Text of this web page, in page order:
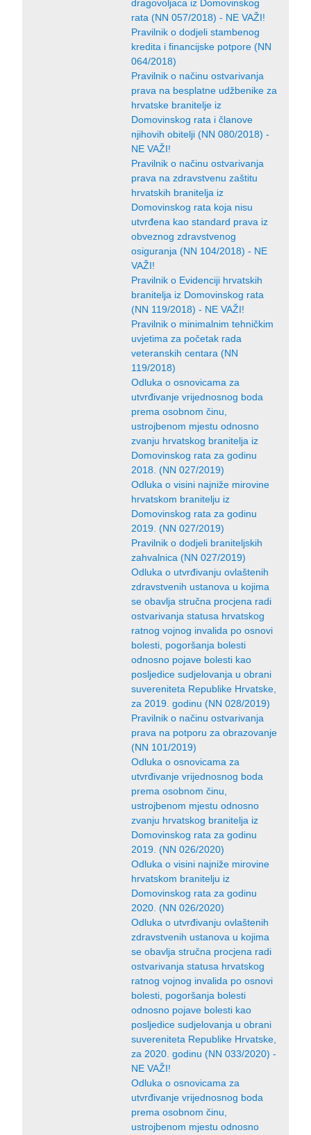
dragovoljaca iz Domovinskog
rata (NN 057/2018) - NE VAŽI!
Pravilnik o dodjeli stambenog
kredita i financijske potpore (NN
064/2018)
Pravilnik o načinu ostvarivanja
prava na besplatne udžbenike za
hrvatske branitelje iz
Domovinskog rata i članove
njihovih obitelji (NN 080/2018) -
NE VAŽI!
Pravilnik o načinu ostvarivanja
prava na zdravstvenu zaštitu
hrvatskih branitelja iz
Domovinskog rata koja nisu
utvrđena kao standard prava iz
obveznog zdravstvenog
osiguranja (NN 104/2018) - NE
VAŽI!
Pravilnik o Evidenciji hrvatskih
branitelja iz Domovinskog rata
(NN 119/2018) - NE VAŽI!
Pravilnik o minimalnim tehničkim
uvjetima za početak rada
veteranskih centara (NN
119/2018)
Odluka o osnovicama za
utvrđivanje vrijednosnog boda
prema osobnom činu,
ustrojbenom mjestu odnosno
zvanju hrvatskog branitelja iz
Domovinskog rata za godinu
2018. (NN 027/2019)
Odluka o visini najniže mirovine
hrvatskom branitelju iz
Domovinskog rata za godinu
2019. (NN 027/2019)
Pravilnik o dodjeli braniteljskih
zahvalnica (NN 027/2019)
Odluka o utvrđivanju ovlaštenih
zdravstvenih ustanova u kojima
se obavlja stručna procjena radi
ostvarivanja statusa hrvatskog
ratnog vojnog invalida po osnovi
bolesti, pogoršanja bolesti
odnosno pojave bolesti kao
posljedice sudjelovanja u obrani
suvereniteta Republike Hrvatske,
za 2019. godinu (NN 028/2019)
Pravilnik o načinu ostvarivanja
prava na potporu za obrazovanje
(NN 101/2019)
Odluka o osnovicama za
utvrđivanje vrijednosnog boda
prema osobnom činu,
ustrojbenom mjestu odnosno
zvanju hrvatskog branitelja iz
Domovinskog rata za godinu
2019. (NN 026/2020)
Odluka o visini najniže mirovine
hrvatskom branitelju iz
Domovinskog rata za godinu
2020. (NN 026/2020)
Odluka o utvrđivanju ovlaštenih
zdravstvenih ustanova u kojima
se obavlja stručna procjena radi
ostvarivanja statusa hrvatskog
ratnog vojnog invalida po osnovi
bolesti, pogoršanja bolesti
odnosno pojave bolesti kao
posljedice sudjelovanja u obrani
suvereniteta Republike Hrvatske,
za 2020. godinu (NN 033/2020) -
NE VAŽI!
Odluka o osnovicama za
utvrđivanje vrijednosnog boda
prema osobnom činu,
ustrojbenom mjestu odnosno